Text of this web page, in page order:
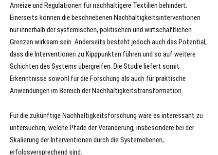
Anreize und Regulationen für nachhaltigere Textilien behindert.
Einerseits können die beschriebenen Nachhaltigkeitsinterventionen
nur innerhalb der systemischen, politischen und wirtschaftlichen
Grenzen wirksam sein. Anderseits besteht jedoch auch das Potential,
dass die Interventionen zu Kipppunkten führen und so auf weitere
Schichten des Systems übergreifen. Die Studie liefert somit
Erkenntnisse sowohl für die Forschung als auch für praktische
Anwendungen im Bereich der Nachhaltigkeitstransformation.
Für die zukünftige Nachhaltigkeitsforschung wäre es interessant zu
untersuchen, welche Pfade der Veränderung, insbesondere bei der
Skalierung der Interventionen durch die Systemebenen,
erfolgsversprechend sind.